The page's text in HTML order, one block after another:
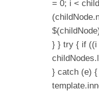
= 0; i <
} } try { if ((i
} catch (e) {